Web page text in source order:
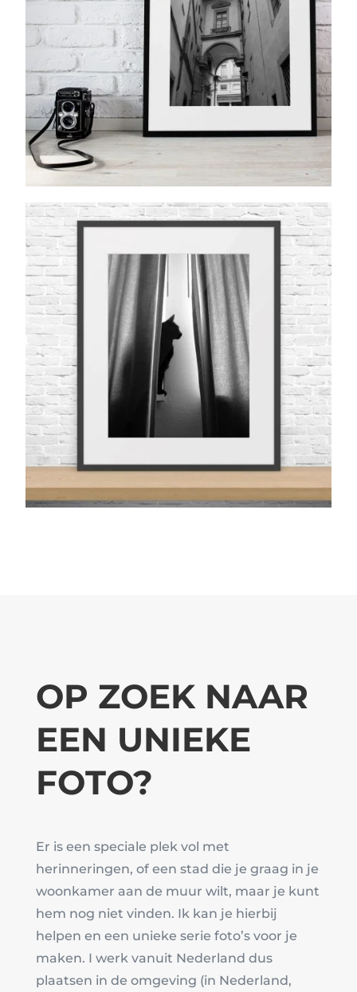
OP ZOEK NAAR
EEN UNIEKE
FOTO?
Er is een speciale plek vol met
herinneringen, of een stad die je graag in je
woonkamer aan de muur wilt, maar je kunt
hem nog niet vinden. Ik kan je hierbij
helpen en een unieke serie foto’s voor je
maken. I werk vanuit Nederland dus
plaatsen in de omgeving (in Nederland,